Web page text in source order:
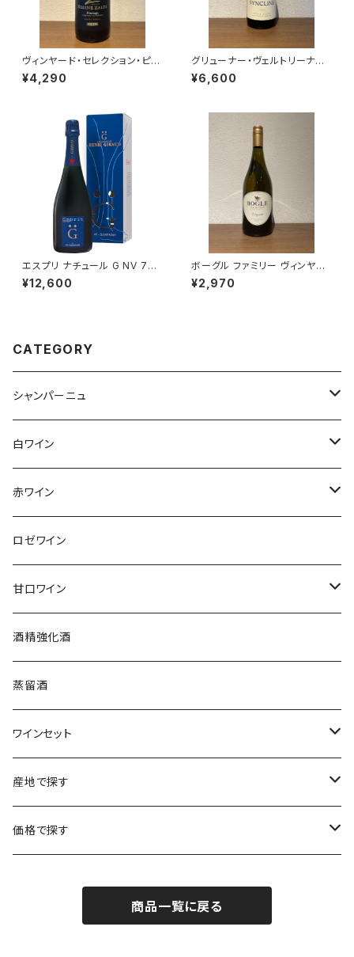
ヴィンヤード・セレクション・ピノ
タージュ 2023 クライン・ザル
ゼ・ワインズ
¥4,290
グリューナー・ヴェルトリーナー
2024 シンクライン・ワイナリー
白ワイン 750ml
¥6,600
エスプリ ナチュール G NV 750
ml アンリ ジロー シャンパーニ
ュ フランス 正規品
¥12,600
ボーグル ファミリー ヴィンヤー
ズ ヴィオニエ 2023
¥2,970
CATEGORY
シャンパーニュ
アンリ・ジロー
アンリ・ビリオ・フィス
エティエンヌ・ルフェーヴル
クリスチャン・ゴセ
クロード・カザル
ジェローム・ルフェーヴル
シャルトーニュ・タイエ
シャルル・エドシック
ジャン・ラルマン
白ワイン
フランス
アルザス
ブルゴーニュ
ロワール
コトーシャンプノワ
ドイツ
オーストラリア
ニュージーランド
南アフリカ
チリ
スロヴァキア
オーストリア
赤ワイン
フランス
アルザス
シュッド・ウエスト
ロワール
スロヴァキア
オーストラリア
ニュージーランド
南アフリカ
チリ
アメリカ
ロゼワイン
甘口ワイン
フランス
ソーテルヌ
酒精強化酒
蒸留酒
ワインセット
福袋
シャンパーニュセット
産地で探す
アメリカ
価格で探す
3,000円～4,999円
商品一覧に戻る